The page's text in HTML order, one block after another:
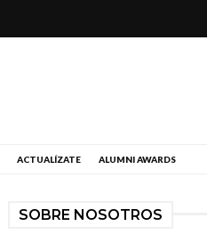
ACTUALÍZATE ALUMNI AWARDS
SOBRE NOSOTROS